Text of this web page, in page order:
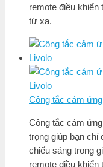
remote điều
từ xa.
Công tắc cảm
Công tắc cảm
trọng giúp bạn chỉ
chiếu sáng trong
remote điều